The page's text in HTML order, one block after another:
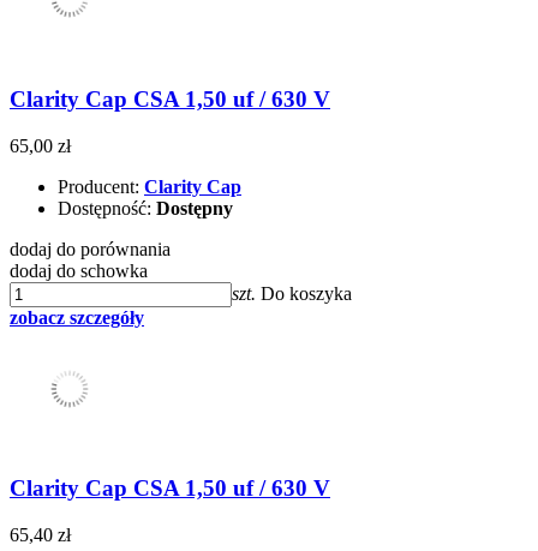
Clarity Cap CSA 1,50 uf / 630 V
65,00 zł
Producent: Clarity Cap
Dostępność: Dostępny
dodaj do porównania
dodaj do schowka
szt. Do koszyka
zobacz szczegóły
Clarity Cap CSA 1,50 uf / 630 V
65,40 zł